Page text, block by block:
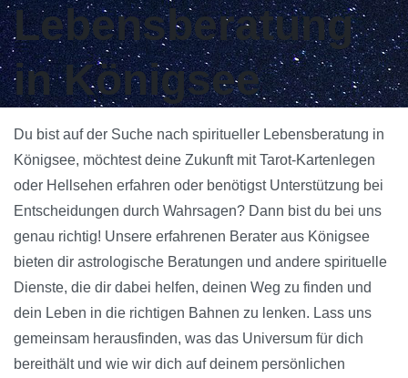
Lebensberatung
in Königsee
Du bist auf der Suche nach spiritueller Lebensberatung in
Königsee, möchtest deine Zukunft mit Tarot-Kartenlegen
oder Hellsehen erfahren oder benötigst Unterstützung bei
Entscheidungen durch Wahrsagen? Dann bist du bei uns
genau richtig! Unsere erfahrenen Berater aus Königsee
bieten dir astrologische Beratungen und andere spirituelle
Dienste, die dir dabei helfen, deinen Weg zu finden und
dein Leben in die richtigen Bahnen zu lenken. Lass uns
gemeinsam herausfinden, was das Universum für dich
bereithält und wie wir dich auf deinem persönlichen